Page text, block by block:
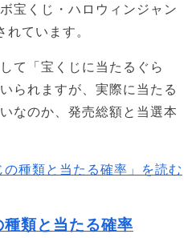
宝くじ・ハロウィンジャン
ています。
て「宝くじに当たるぐら
られますが、実際に当たる
なのか、発売総額と当選本
の種類と当たる確率」を読む
類と当たる確率